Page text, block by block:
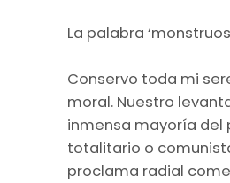
La palabra
Conservo toda mi
moral. Nuestro
inmensa mayoría del
totalitario o
proclama radial